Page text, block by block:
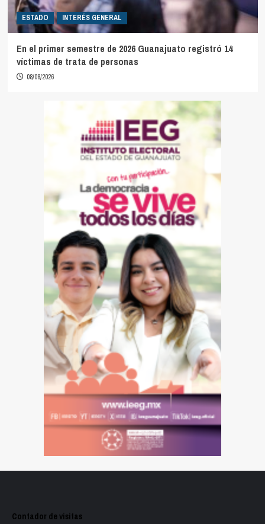
ESTADO INTERÉS GENERAL
En el primer semestre de 2026 Guanajuato registró 14
víctimas de trata de personas
08/08/2026
Contador de visitas